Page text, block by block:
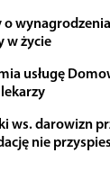
o
w życie
usługę
ws. darowizn
nie